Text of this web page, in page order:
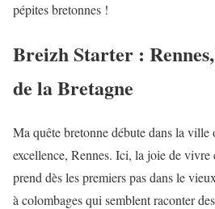
pépites bretonnes !
Breizh Starter :
de la Bretagne
Ma quête bretonne débute dans la
excellence, Rennes. Ici, la joie de vivre
prend dès les premiers pas dans le
à colombages qui semblent raconter